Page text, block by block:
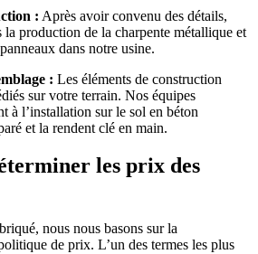
: Après avoir convenu des détails,
la production de la charpente métallique et
dans notre usine.
: Les éléments de construction
sur votre terrain. Nos équipes
à l’installation sur le sol en béton
et la rendent clé en main.
les prix des
nous nous basons sur la
de prix. L’un des termes les plus